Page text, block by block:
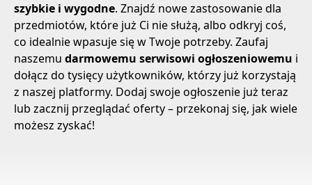
szybkie i wygodne. Znajdź nowe zastosowanie dla
przedmiotów, które już Ci nie służą, albo odkryj coś,
co idealnie wpasuje się w Twoje potrzeby. Zaufaj
naszemu darmowemu serwisowi ogłoszeniowemu i
dołącz do tysięcy użytkowników, którzy już korzystają
z naszej platformy. Dodaj swoje ogłoszenie już teraz
lub zacznij przeglądać oferty – przekonaj się, jak wiele
możesz zyskać!